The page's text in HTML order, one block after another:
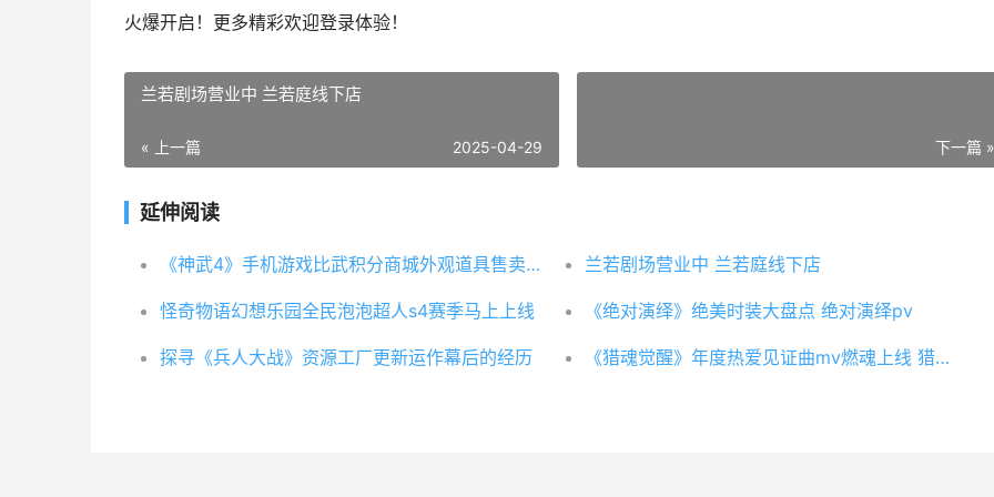
火爆开启！更多精彩欢迎登录体验！
兰若剧场营业中 兰若庭线下店
« 上一篇 2025-04-29 下一篇 »
延伸阅读
《神武4》手机游戏比武积分商城外观道具售卖活动主题更新 神武4怎么用手机玩 兰若剧场营业中 兰若庭线下店
怪奇物语幻想乐园全民泡泡超人s4赛季马上上线 《绝对演绎》绝美时装大盘点 绝对演绎pv
探寻《兵人大战》资源工厂更新运作幕后的经历 《猎魂觉醒》年度热爱见证曲mv燃魂上线 猎魂觉醒2021新年活动